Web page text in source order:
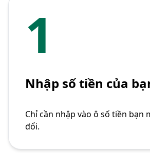
1
Nhập số tiền của
Chỉ cần nhập vào ô số tiền bạn
đổi.